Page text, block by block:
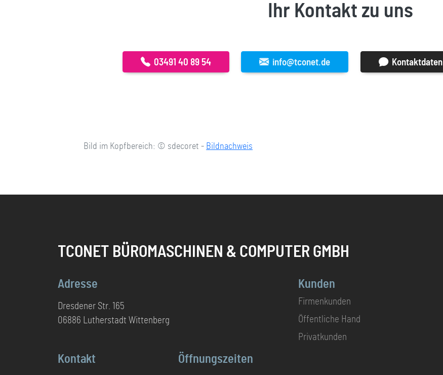
Ihr Kontakt zu uns
03491 40 89 54 info@tconet.de Kontaktdaten
Bild im Kopfbereich: © sdecoret - Bildnachweis
TCONET BÜROMASCHINEN & COMPUTER GMBH
Adresse
Dresdener Str. 165
06886 Lutherstadt Wittenberg
Kontakt Öffnungszeiten
Kunden
Firmenkunden
Öffentliche Hand
Privatkunden